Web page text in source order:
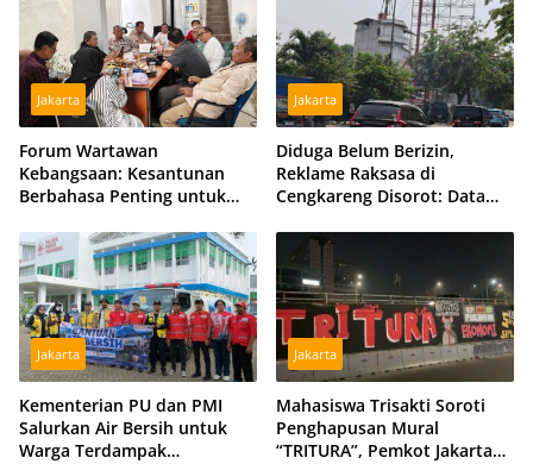
Jakarta
Forum Wartawan
Kebangsaan: Kesantunan
Berbahasa Penting untuk
Jakarta
Diduga Belum Berizin,
Reklame Raksasa di
Cengkareng Disorot: Data
Berbeda
Jakarta
Kementerian PU dan PMI
Salurkan Air Bersih untuk
Warga Terdampak
Jakarta
Mahasiswa Trisakti Soroti
Penghapusan Mural
“TRITURA”, Pemkot Jakarta